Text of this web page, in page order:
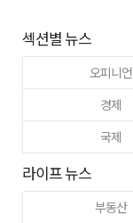
섹션별 뉴스
오피니언
경제
국제
라이프 뉴스
부동산